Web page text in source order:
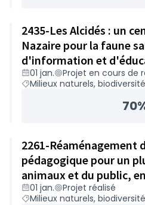
2435-Les Alcidés : un
Nazaire pour la faune
d'information et
01 jan.
Projet en cours de
Milieux naturels,
2261-Réaménagement
pédagogique pour un
animaux et du public,
les changements
01 jan.
Projet réalisé
Milieux naturels,